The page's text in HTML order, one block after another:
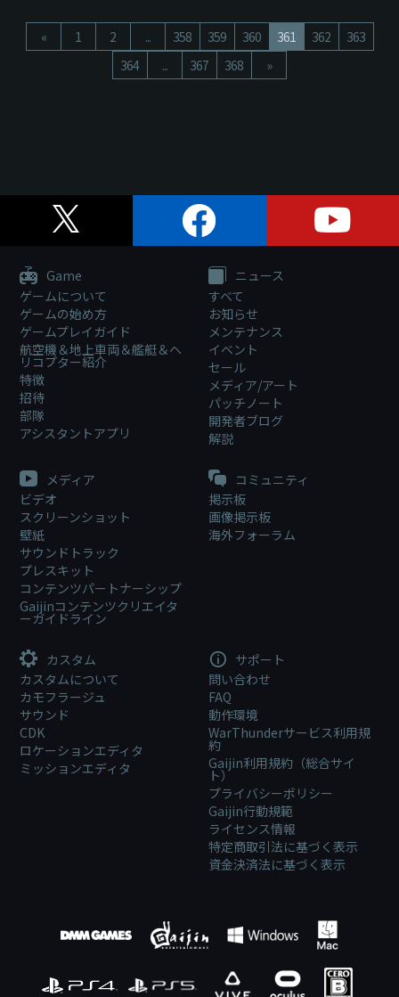
« 1 2 ... 358 359 360 361 362
363
364
... 367 368 »
Game
ゲームについて
ゲームの始め方
ゲームプレイガイド
航空機＆地上車両＆艦艇＆ヘ
リコプター紹介
特徴
招待
部隊
アシスタントアプリ
ニュース
すべて
お知らせ
メンテナンス
イベント
セール
メディア/アート
パッチノート
開発者ブログ
解説
メディア
ビデオ
スクリーンショット
壁紙
サウンドトラック
プレスキット
コンテンツパートナーシップ
Gaijinコンテンツクリエイタ
ーガイドライン
コミュニティ
掲示板
画像掲示板
海外フォーラム
カスタム
カスタムについて
カモフラージュ
サウンド
CDK
ロケーションエディタ
ミッションエディタ
サポート
問い合わせ
FAQ
動作環境
WarThunderサービス利用規
約
Gaijin利用規約（総合サイ
ト）
プライバシーポリシー
Gaijin行動規範
ライセンス情報
特定商取引法に基づく表示
資金決済法に基づく表示